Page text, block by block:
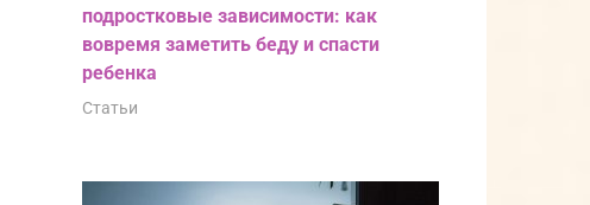
подростковые зависимости: как
вовремя заметить беду и спасти
ребенка
Статьи